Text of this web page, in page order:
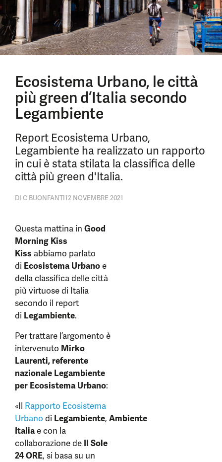
Ecosistema Urbano, le città
più green d’Italia secondo
Legambiente
Report Ecosistema Urbano,
Legambiente ha realizzato un rapporto
in cui è stata stilata la classifica delle
città più green d'Italia.
DI C BUONFANTI12 NOVEMBRE 2021
Questa mattina in Good
Morning Kiss
Kiss abbiamo parlato
di Ecosistema Urbanoe
della classifica delle città
più virtuose di Italia
secondo il report
di Legambiente.
Per trattare l’argomento è
intervenuto Mirko
Laurenti, referente
nazionale Legambiente
per Ecosistema Urbano:
«Il Rapporto Ecosistema
Urbano di Legambiente, Ambiente
Italiae con la
collaborazione de Il Sole
24 ORE, si basa su un